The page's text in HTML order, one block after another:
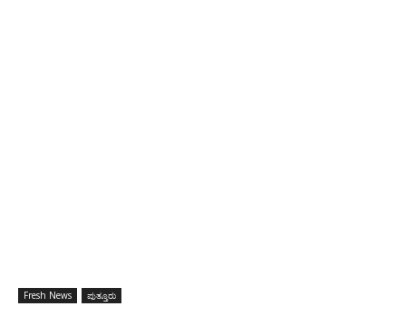
Fresh News ಪುತ್ತೂರು